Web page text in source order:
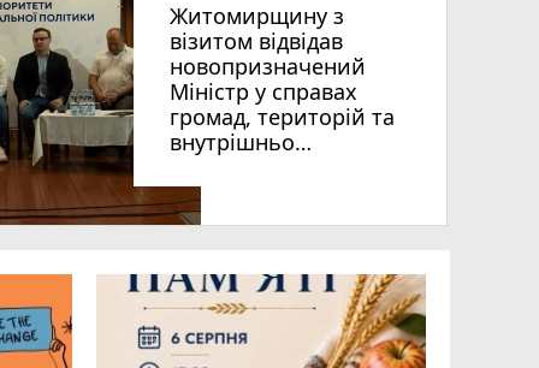
Житомирщину з
візитом відвідав
новопризначений
Міністр у справах
громад, територій та
внутрішньо
України Віталій Безгін
photo_camera